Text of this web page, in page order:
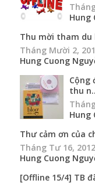
Hung
Thu mời tham du
Tháng Mười 2,
Hung Cuong
Cộng
thu
Hung
Thư cảm ơn của
Tháng Tư 16, 2012
Hung Cuong
[Offline 15/4] TB